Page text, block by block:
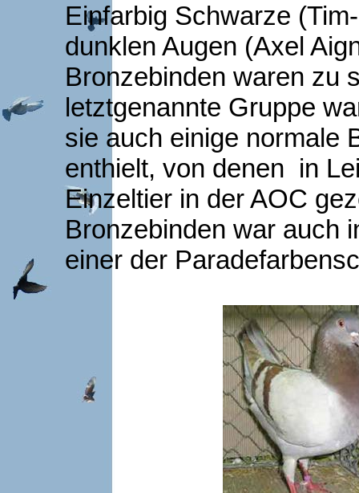
Einfarbig Schwarze
dunklen Augen (Axel
Bronzebinden waren zu
letztgenannte Gruppe
sie auch einige normale
enthielt, von denen in
Einzeltier in der AOC
Bronzebinden war auch
einer der